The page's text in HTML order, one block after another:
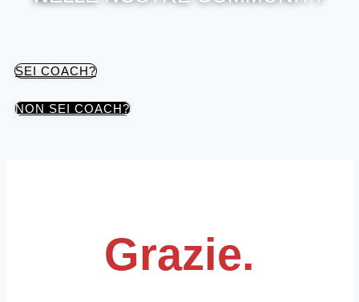
SEI COACH?
NON SEI COACH?
Grazie.